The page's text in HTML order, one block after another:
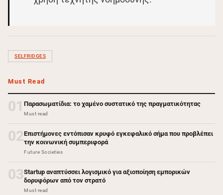
SELFRIDGES
Must Read
01 Παρασωματίδια: το χαμένο συστατικό της πραγματικότητας
Must read
02Επιστήμονες εντόπισαν κρυφό εγκεφαλικό σήμα που προβλέπει
την κοινωνική συμπεριφορά
Future Societies
03Startup αναπτύσσει λογισμικό για αξιοποίηση εμπορικών
δορυφόρων από τον στρατό
Must read